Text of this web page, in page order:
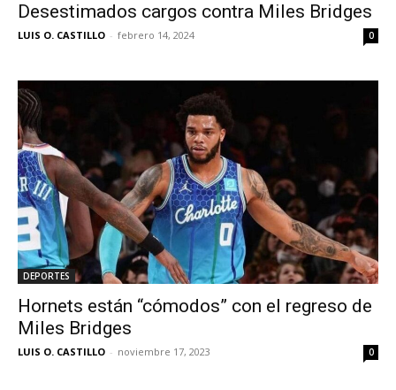
Desestimados cargos contra Miles Bridges
LUIS O. CASTILLO - febrero 14, 2024 0
DEPORTES
Hornets están “cómodos” con el regreso de
Miles Bridges
LUIS O. CASTILLO - noviembre 17, 2023 0